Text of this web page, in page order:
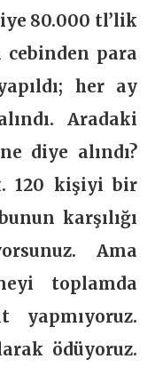
80.000 tl’lik
para
her ay
Aradaki
diye alındı?
120 kişiyi bir
karşılığı
Ama
toplamda
yapmıyoruz.
ödüyoruz.